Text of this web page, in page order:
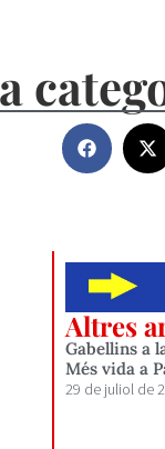
Altres
Gabellins a
Més vida a
29 de juliol de